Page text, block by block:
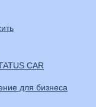
CAR
для бизнеса